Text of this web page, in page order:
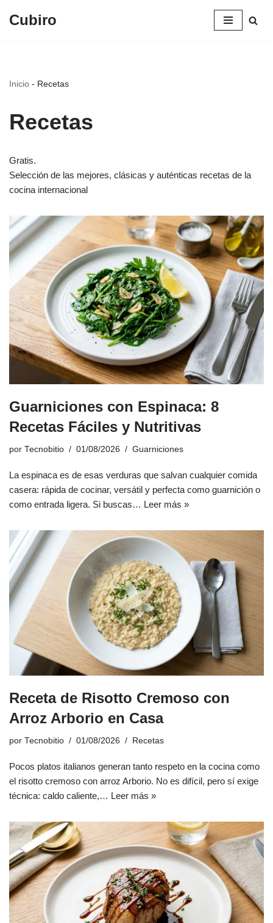
Cubiro
Inicio - Recetas
Recetas
Gratis.
Selección de las mejores, clásicas y auténticas recetas de la
cocina internacional
Guarniciones con Espinaca: 8
Recetas Fáciles y Nutritivas
por Tecnobitio 01/08/2026 Guarniciones
La espinaca es de esas verduras que salvan cualquier comida
casera: rápida de cocinar, versátil y perfecta como guarnición o
como entrada ligera. Si buscas… Leer más »
Receta de Risotto Cremoso con
Arroz Arborio en Casa
por Tecnobitio 01/08/2026 Recetas
Pocos platos italianos generan tanto respeto en la cocina como
el risotto cremoso con arroz Arborio. No es difícil, pero sí exige
técnica: caldo caliente,… Leer más »